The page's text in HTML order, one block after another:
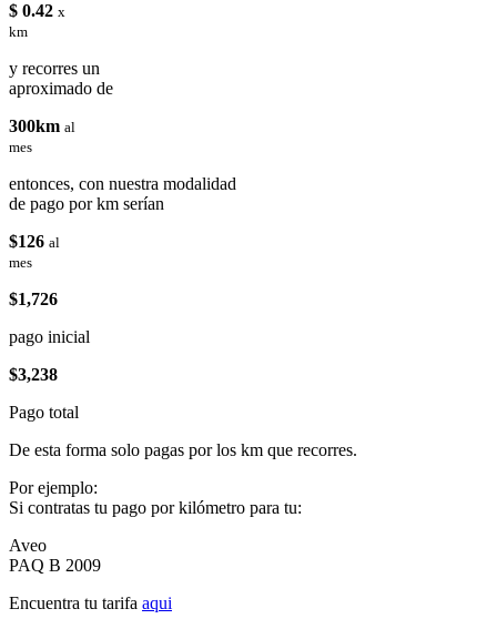
$ 0.42 x
km
y recorres un
aproximado de
300km al
mes
entonces, con nuestra modalidad
de pago por km serían
$126 al
mes
$1,726
pago inicial
$3,238
Pago total
De esta forma solo pagas por los km que recorres.
Por ejemplo:
Si contratas tu pago por kilómetro para tu:
Aveo
PAQ B 2009
Encuentra tu tarifa aqui